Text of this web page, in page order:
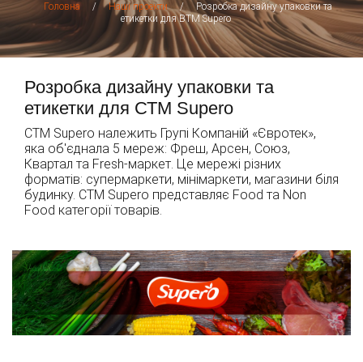
Головна / Наші проекти /
Розробка дизайну упаковки та
етикетки для ВТМ Supero
Розробка дизайну упаковки та
етикетки для СТМ Supero
СТМ Supero належить Групі Компаній «Євротек»,
яка об'єднала 5 мереж: Фреш, Арсен, Союз,
Квартал та Fresh-маркет. Це мережі різних
форматів: супермаркети, мінімаркети, магазини біля
будинку. СТМ Supero представляє Food та Non
Food категорії товарів.